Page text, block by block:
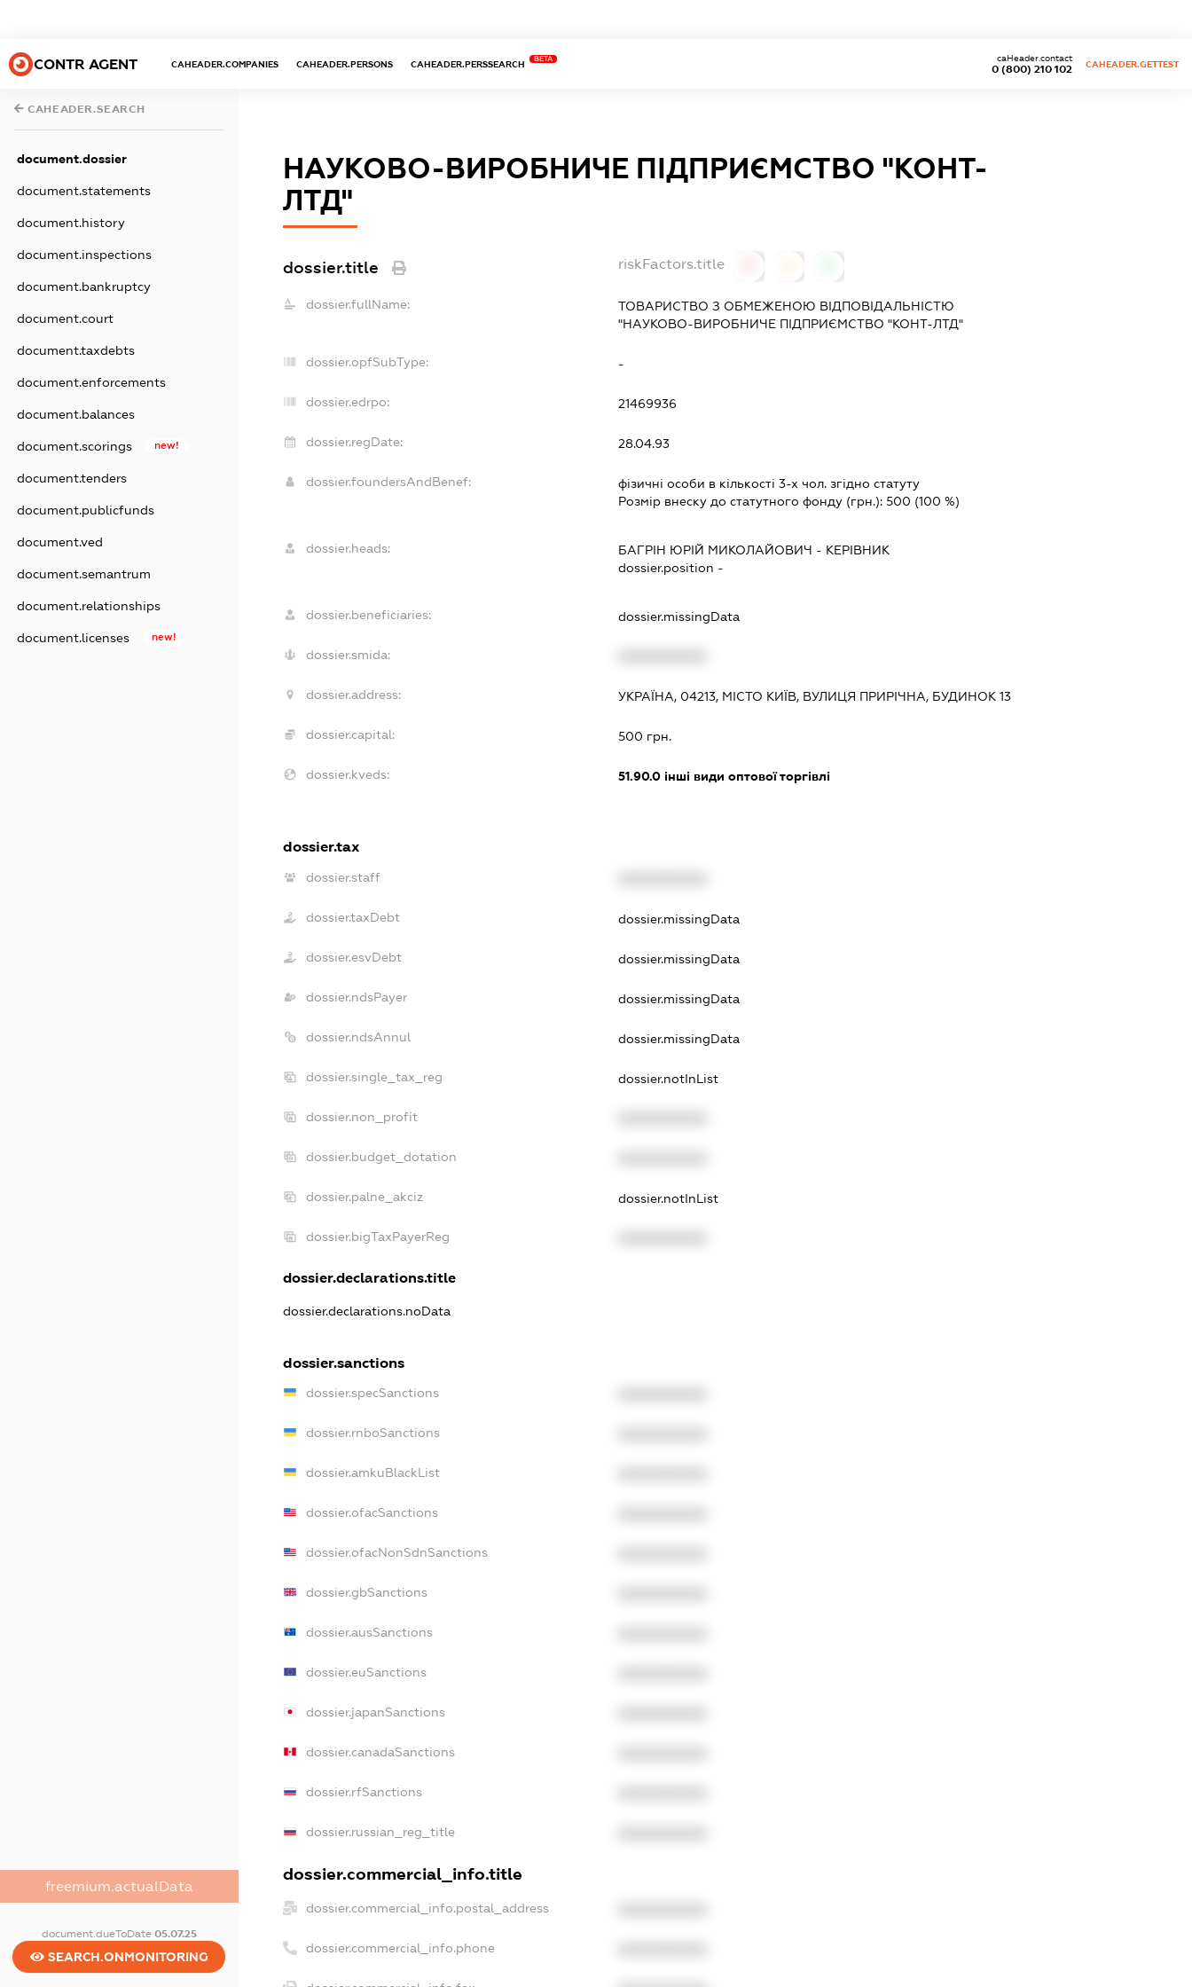
CONTR AGENT CAHEADER.COMPANIES CAHEADER.PERSONS CAHEADER.PERSSEARCH
BETA
0 (800) 210 102
caHeader.contact
CAHEADER.GETTEST
CAHEADER.SEARCH
document.dossier
document.statements
document.history
document.inspections
document.bankruptcy
document.court
document.taxdebts
document.enforcements
document.balances
document.scorings new!
document.tenders
document.publicfunds
document.ved
document.semantrum
document.relationships
document.licenses new!
freemium.actualData
document.dueToDate 05.07.25
SEARCH.ONMONITORING
НАУКОВО-ВИРОБНИЧЕ ПІДПРИЄМСТВО "КОНТ-
ЛТД"
dossier.title riskFactors.title
dossier.fullName:
ТОВАРИСТВО З ОБМЕЖЕНОЮ ВІДПОВІДАЛЬНІСТЮ
"НАУКОВО-ВИРОБНИЧЕ ПІДПРИЄМСТВО "КОНТ-ЛТД"
dossier.opfSubType: -
dossier.edrpo: 21469936
dossier.regDate: 28.04.93
dossier.foundersAndBenef:
фізичні особи в кількості 3-х чол. згідно статуту
Розмір внеску до статутного фонду (грн.):500 (100 %)
dossier.heads: БАГРІН ЮРІЙ МИКОЛАЙОВИЧ - КЕРІВНИК
dossier.position -
dossier.beneficiaries: dossier.missingData
dossier.smida:
dossier.address: УКРАЇНА, 04213, МІСТО КИЇВ, ВУЛИЦЯ ПРИРІЧНА, БУДИНОК 13
dossier.capital: 500 грн.
dossier.kveds: 51.90.0 інші види оптової торгівлі
dossier.tax
dossier.staff
dossier.taxDebt dossier.missingData
dossier.esvDebt dossier.missingData
dossier.ndsPayer dossier.missingData
dossier.ndsAnnul dossier.missingData
dossier.single_tax_reg dossier.notInList
dossier.non_profit
dossier.budget_dotation
dossier.palne_akciz dossier.notInList
dossier.bigTaxPayerReg
dossier.declarations.title
dossier.declarations.noData
dossier.sanctions
dossier.specSanctions
dossier.rnboSanctions
dossier.amkuBlackList
dossier.ofacSanctions
dossier.ofacNonSdnSanctions
dossier.gbSanctions
dossier.ausSanctions
dossier.euSanctions
dossier.japanSanctions
dossier.canadaSanctions
dossier.rfSanctions
dossier.russian_reg_title
dossier.commercial_info.title
dossier.commercial_info.postal_address
dossier.commercial_info.phone